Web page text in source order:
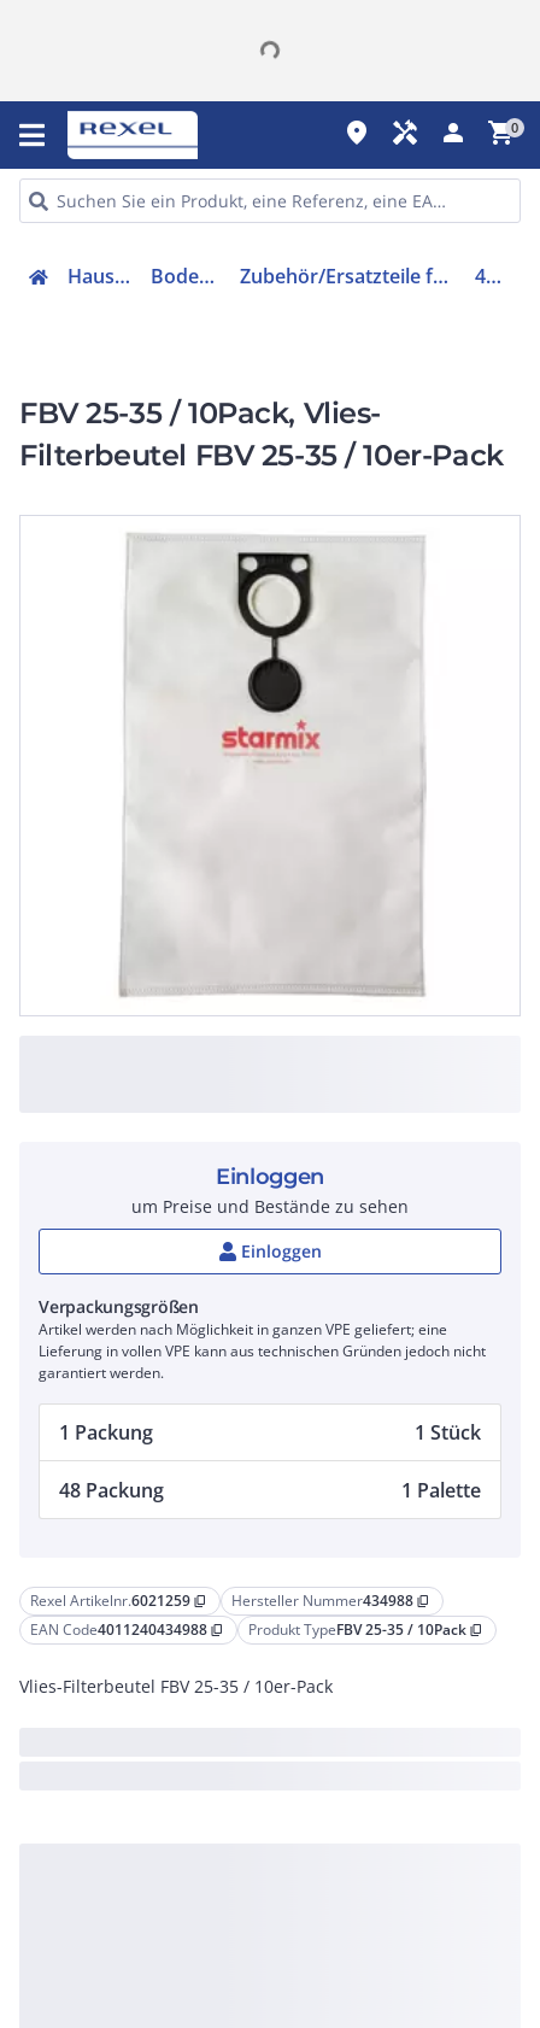
place handyman person shopping_cart0
Hausgeräte Bodenpflege Zubehör/Ersatzteile für Bodenpflege 434988
FBV 25-35 / 10Pack, Vlies-
Filterbeutel FBV 25-35 / 10er-Pack
Rexel Artikelnr.6021259 content_copy Hersteller Nummer434988 content_copy
EAN Code4011240434988 content_copy Produkt TypeFBV 25-35 / 10Pack content_copy
Vlies-Filterbeutel FBV 25-35 / 10er-Pack
Einloggen
um Preise und Bestände zu sehen
Einloggen
Verpackungsgrößen
Artikel werden nach Möglichkeit in ganzen VPE geliefert; eine
Lieferung in vollen VPE kann aus technischen Gründen jedoch nicht
garantiert werden.
1 Packung 1 Stück
48 Packung 1 Palette